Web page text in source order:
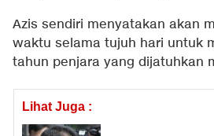
Azis sendiri menyatakan akan
waktu selama tujuh hari untuk
tahun penjara yang dijatuhkan
Lihat Juga :